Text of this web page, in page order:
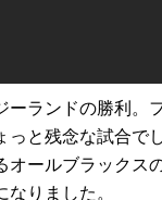
ーランドの勝利。
っと残念な試合で
オールブラックス
りました。